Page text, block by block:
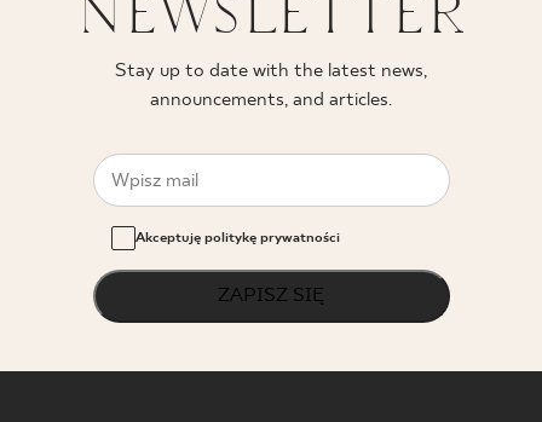
Stay up to date with the latest news,
announcements, and articles.
Akceptuję politykę prywatności
ZAPISZ SIĘ